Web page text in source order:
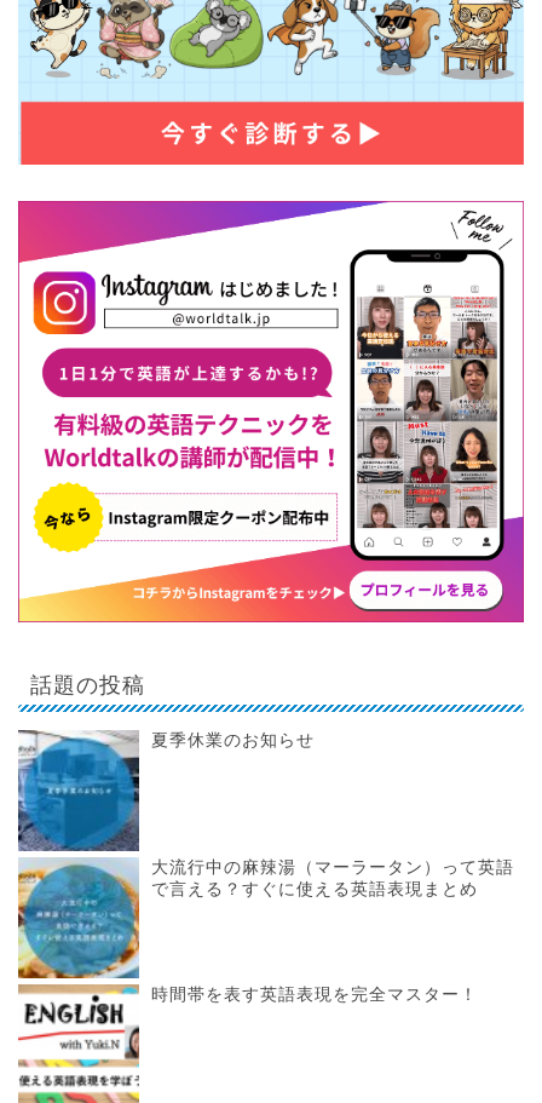
話題の投稿
夏季休業のお知らせ
大流行中の麻辣湯（マーラータン）って英語
で言える？すぐに使える英語表現まとめ
時間帯を表す英語表現を完全マスター！